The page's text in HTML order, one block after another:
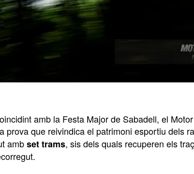
amb la Festa Major de Sabadell, el
prova que reivindica el patrimoni esportiu dels
ambset trams, sis dels quals recuperen els